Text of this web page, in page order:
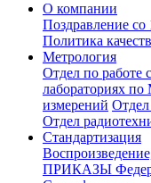
О компании
Поздравление со
Политика
Метрология
Отдел по работе
лабораториях
измерений Отдел
Отдел
Стандартизация
ПРИКАЗЫ